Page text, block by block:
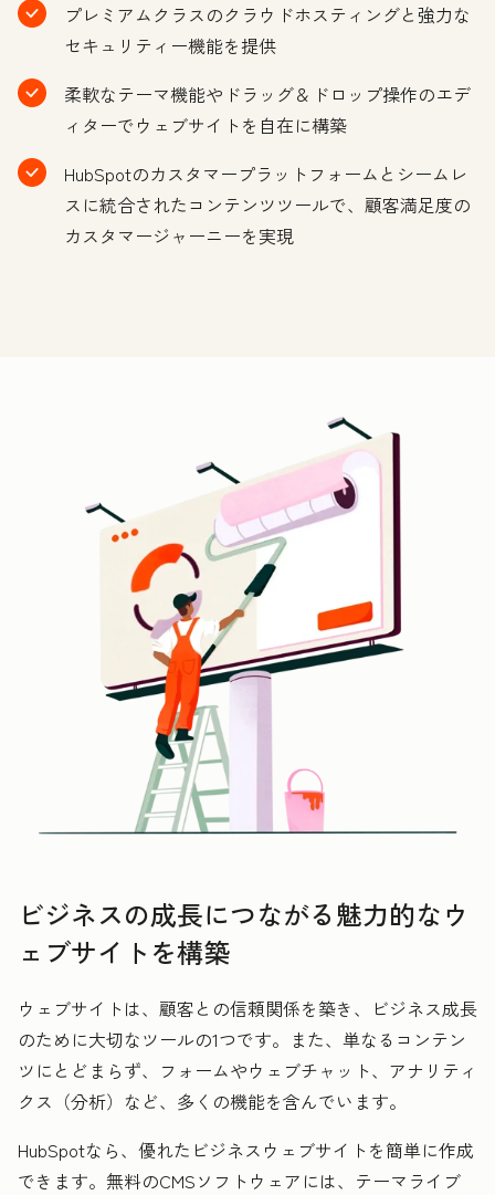
プレミアムクラスのクラウドホスティングと強力な
セキュリティー機能を提供
柔軟なテーマ機能やドラッグ＆ドロップ操作のエデ
ィターでウェブサイトを自在に構築
HubSpotのカスタマープラットフォームとシームレ
スに統合されたコンテンツツールで、顧客満足度の
カスタマージャーニーを実現
ビジネスの成長につながる魅力的なウ
ェブサイトを構築
ウェブサイトは、顧客との信頼関係を築き、ビジネス成長
のために大切なツールの1つです。また、単なるコンテン
ツにとどまらず、フォームやウェブチャット、アナリティ
クス（分析）など、多くの機能を含んでいます。
HubSpotなら、優れたビジネスウェブサイトを簡単に作成
できます。無料のCMSソフトウェアには、テーマライブ